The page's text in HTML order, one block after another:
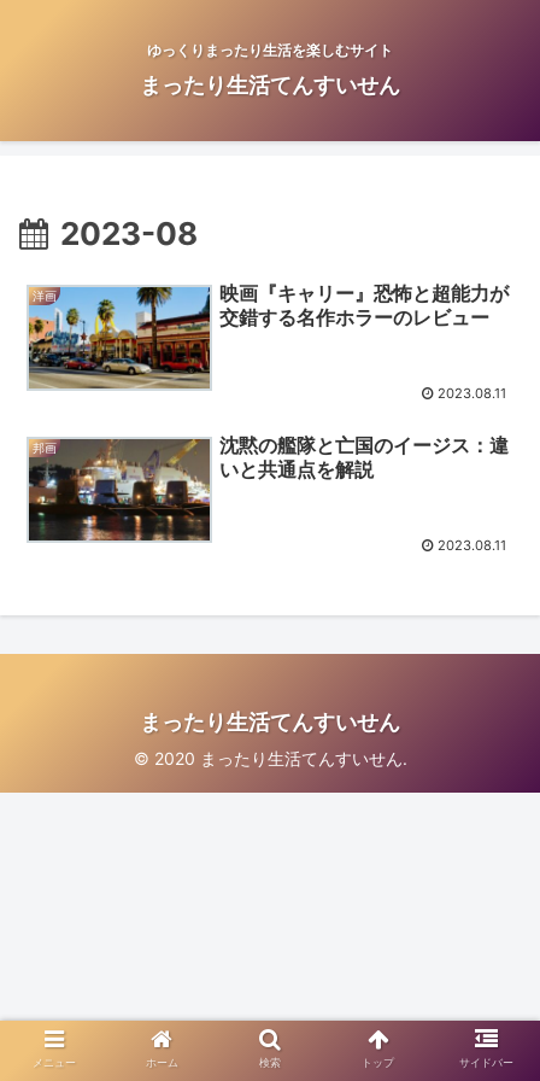
ゆっくりまったり生活を楽しむサイト
まったり生活てんすいせん
2023-08
洋画
映画『キャリー』恐怖と超能力が
交錯する名作ホラーのレビュー
2023.08.11
邦画
沈黙の艦隊と亡国のイージス：違
いと共通点を解説
2023.08.11
まったり生活てんすいせん
© 2020 まったり生活てんすいせん.
メニュー ホーム 検索 トップ サイドバー